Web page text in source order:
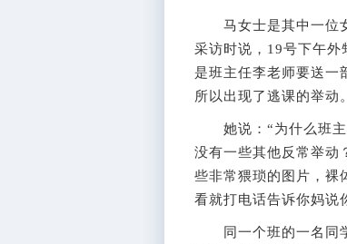
马女士是其中一位女
采访时说，19号下午外
是班主任李老师要送一
所以出现了逃课的举动。
她说：“为什么班主
没有一些其他反常举动
些非常猥琐的图片，裸
看就打电话告诉你妈说
同一个班的一名同学